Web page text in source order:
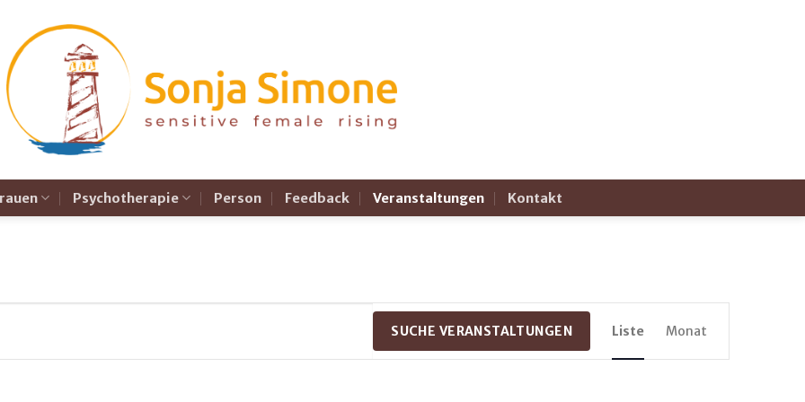
Psychotherapie Person Feedback Veranstaltungen Kontakt
SUCHE VERANSTALTUNGEN Liste Monat